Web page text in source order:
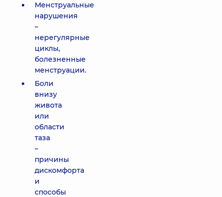
Менструальные
нарушения
–
нерегулярные
циклы,
болезненные
менструации.
Боли
внизу
живота
или
области
таза
–
причины
дискомфорта
и
способы